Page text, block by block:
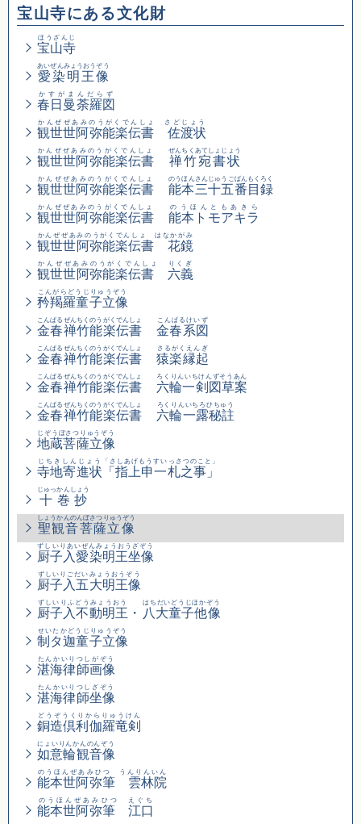
宝山寺にある文化財
宝山寺
ほうざんじ
愛染明王像
あいぜんみょうおうぞう
春日曼荼羅図
かすがまんだらず
観世世阿弥能楽伝書 佐渡状
かんぜぜあみのうがくでんしょ さどじょう
観世世阿弥能楽伝書
かんぜぜあみのうがくでんしょ
禅竹宛書状
ぜんちくあてしょじょう
観世世阿弥能楽伝書
かんぜぜあみのうがくでんしょ
能本三十五番目録
のうほんさんじゅうごばんもくろく
観世世阿弥能楽伝書
かんぜぜあみのうがくでんしょ
能本トモアキラ
のうほんともあきら
観世世阿弥能楽伝書 花鏡
かんぜぜあみのうがくでんしょ はなかがみ
観世世阿弥能楽伝書 六義
かんぜぜあみのうがくでんしょ りくぎ
矜羯羅童子立像
こんがらどうじりゅうぞう
金春禅竹能楽伝書
こんぱるぜんちくのうがくでんしょ
金春系図
こんぱるけいず
金春禅竹能楽伝書
こんぱるぜんちくのうがくでんしょ
猿楽縁起
さるがくえんぎ
金春禅竹能楽伝書
こんぱるぜんちくのうがくでんしょ
六輪一剣図草案
ろくりんいちけんずそうあん
金春禅竹能楽伝書
こんぱるぜんちくのうがくでんしょ
六輪一露秘註
ろくりんいちろひちゅう
地蔵菩薩立像
じぞうぼさつりゅうぞう
寺地寄進状
じちきしんじょう
「指上申一札之事」
「さしあげもうすいっさつのこと」
十巻抄
じゅっかんしょう
聖観音菩薩立像
しょうかんのんぼさつりゅうぞう
厨子入愛染明王坐像
ずしいりあいぜんみょうおうざぞう
厨子入五大明王像
ずしいりごだいみょうおうぞう
厨子入不動明王
ずしいりふどうみょうおう
・ 八大童子他像
はちだいどうじほかぞう
制タ迦童子立像
せいたかどうじりゅうぞう
湛海律師画像
たんかいりつしがぞう
湛海律師坐像
たんかいりつしざぞう
銅造倶利伽羅竜剣
どうぞうくりからりゅうけん
如意輪観音像
にょいりんかんのんぞう
能本世阿弥筆 雲林院
のうほんぜあみひつ うんりんいん
能本世阿弥筆 江口
のうほんぜあみひつ えぐち